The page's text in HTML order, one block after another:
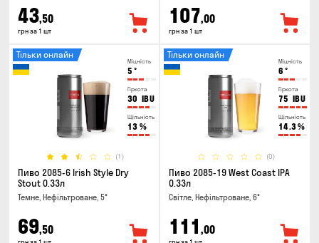
43,50
грн за 1 шт
107,00
грн за 1 шт
Міцність
5 °
Гіркота
30 IBU
Щільність
13 %
(1)
Тільки онлайн
Пиво 2085-6 Irish Style Dry
Stout 0.33л
Темне, Нефільтроване, 5°
69,50
Міцність
6 °
Гіркота
75 IBU
Щільність
14.3%
(0)
Тільки онлайн
Пиво 2085-19 West Coast IPA
0.33л
Світле, Нефільтроване, 6°
111 ,00